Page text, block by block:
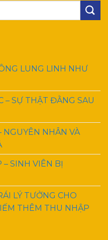
LUNG LINH NHƯ
– SỰ THẬT ĐẰNG SAU
NGUYÊN NHÂN VÀ
– SINH VIÊN BỊ
LÝ TƯỞNG CHO
THÊM THU NHẬP